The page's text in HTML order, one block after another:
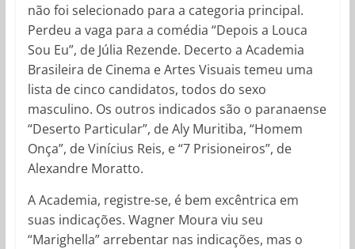
não foi selecionado para a categoria principal.
Perdeu a vaga para a comédia “Depois a Louca
Sou Eu”, de Júlia Rezende. Decerto a Academia
Brasileira de Cinema e Artes Visuais temeu uma
lista de cinco candidatos, todos do sexo
masculino. Os outros indicados são o paranaense
“Deserto Particular”, de Aly Muritiba, “Homem
Onça”, de Vinícius Reis, e “7 Prisioneiros”, de
Alexandre Moratto.
A Academia, registre-se, é bem excêntrica em
suas indicações. Wagner Moura viu seu
“Marighella” arrebentar nas indicações, mas o